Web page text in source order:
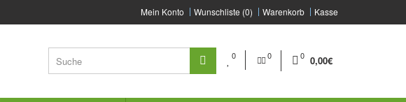
Mein Konto Wunschliste (0) Warenkorb Kasse
0 0 0 0,00€